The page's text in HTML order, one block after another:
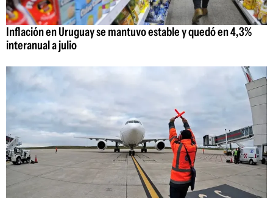
Inflación en Uruguay se mantuvo estable y quedó en 4,3%
interanual a julio